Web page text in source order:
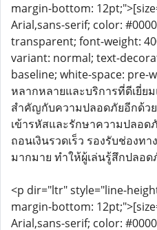
margin-bottom:
Arial,sans-serif; color:
transparent; font-weight:
variant: normal; text-
baseline; white-space:
หลากหลายและบริการที่ดีเยี่ย
สำคัญกับความปลอดภัยอีกด้ว
เข้ารหัสและรักษาความปลอด
ถอนเงินรวดเร็ว รองรับช่องท
มากมาย ทำให้ผู้เล่นรู้สึกปลอด
<p dir="ltr" style="line-
margin-bottom:
Arial,sans-serif; color: